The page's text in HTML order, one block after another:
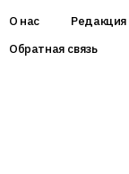
О нас Редакция
Обратная связь